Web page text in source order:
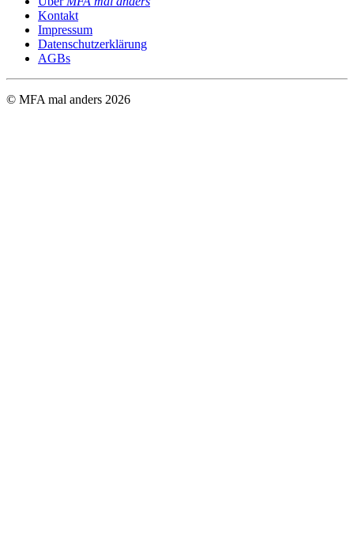
Kontakt
Impressum
Datenschutzerklärung
AGBs
© MFA mal anders 2026